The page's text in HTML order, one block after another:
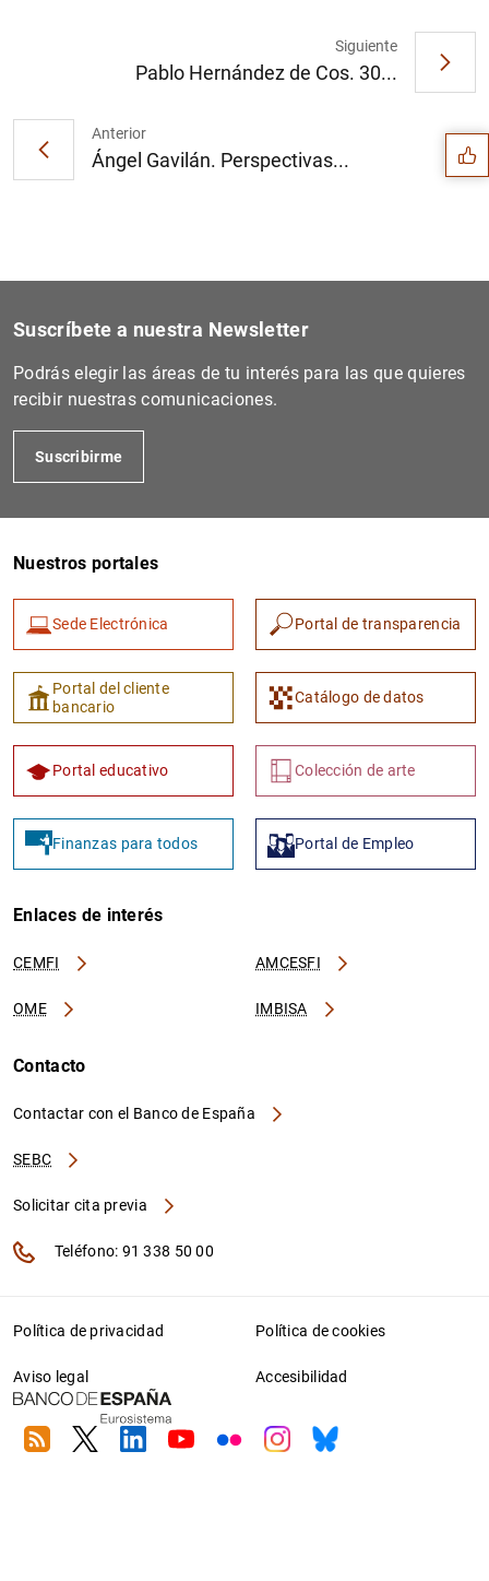
Anterior
Ángel Gavilán. Perspectivas...
Siguiente
Pablo Hernández de Cos. 30... Sugerencias
Suscríbete a nuestra Newsletter
Podrás elegir las áreas de tu interés para las que quieres
recibir nuestras comunicaciones.
Suscribirme
Nuestros portales
Sede Electrónica Portal de transparencia
Portal del cliente
bancario
Catálogo de datos
Portal educativo Colección de arte
Finanzas para todos Portal de Empleo
Enlaces de interés
CEMFI AMCESFI
OME IMBISA
Contacto
Contactar con el Banco de España
SEBC
Solicitar cita previa
Teléfono: 91 338 50 00
Política de privacidad Política de cookies
Aviso legal Accesibilidad
RSS TwitterLinkedin
YoutubeFlickrInstagram
Bluesky